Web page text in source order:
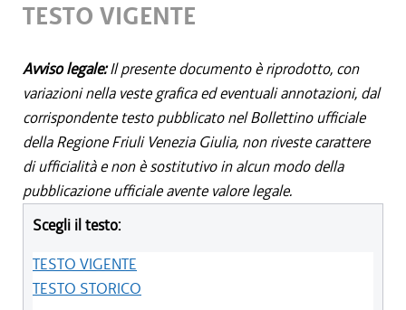
TESTO VIGENTE
Avviso legale:Il presente documento è riprodotto, con
variazioni nella veste grafica ed eventuali annotazioni, dal
corrispondente testo pubblicato nel Bollettino ufficiale
della Regione Friuli Venezia Giulia, non riveste carattere
di ufficialità e non è sostitutivo in alcun modo della
pubblicazione ufficiale avente valore legale.
Scegli il testo:
TESTO VIGENTE
TESTO STORICO